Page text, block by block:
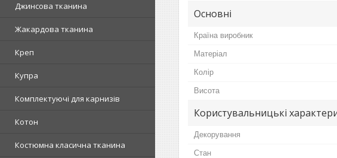
Джинсова тканина
Жакардова тканина
Креп
Купра
Комплектуючі для карнизів
Котон
Костюмна класична тканина
Основні
Країна виробник
Матеріал
Колір
Висота
Користувальницькі
Декорування
Стан